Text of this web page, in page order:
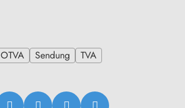
OTVA Sendung TVA